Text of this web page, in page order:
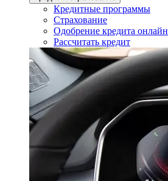
Кредитные программы
Страхование
Одобрение кредита онлайн
Рассчитать кредит